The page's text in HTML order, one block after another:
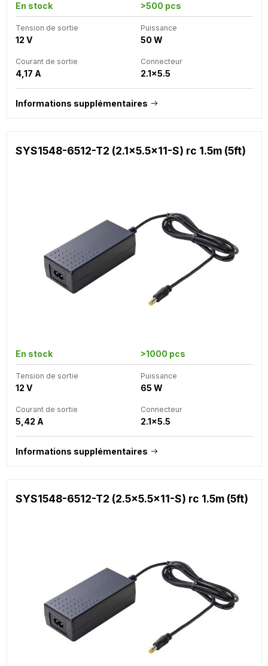
En stock >500 pcs
Tension de sortie
12 V
Puissance
50 W
Courant de sortie
4,17 A
Connecteur
2.1x5.5
Informations supplémentaires
SYS1548-6512-T2 (2.1x5.5x11-S) rc 1.5m (5ft)
En stock >1000 pcs
Tension de sortie
12 V
Puissance
65 W
Courant de sortie
5,42 A
Connecteur
2.1x5.5
Informations supplémentaires
SYS1548-6512-T2 (2.5x5.5x11-S) rc 1.5m (5ft)